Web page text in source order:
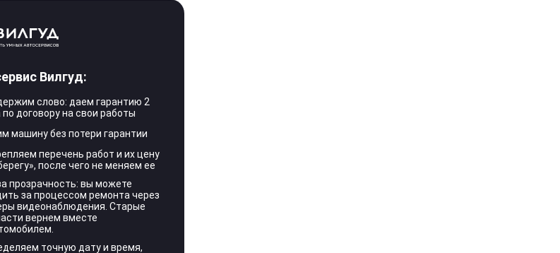
Вилгуд:
слово: даем гарантию 2
по договору на свои работы
машину без потери гарантии
перечень работ и их цену
после чего не меняем ее
прозрачность: вы можете
за процессом ремонта через
видеонаблюдения. Старые
вернем вместе
точную дату и время,